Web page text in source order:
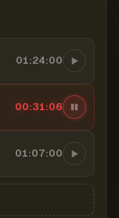
01:24:00
00:31:07
01:07:00